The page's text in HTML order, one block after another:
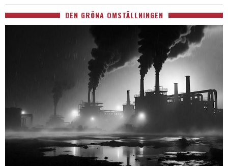
DEN GRÖNA OMSTÄLLNINGEN